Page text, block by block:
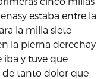
estaba entre la
la milla siete
la pierna derechay
y tuve que
de tanto dolor que